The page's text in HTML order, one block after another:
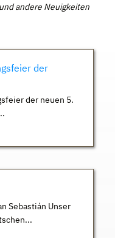
andere Neuigkeiten
der
der neuen 5.
Sebastián Unser